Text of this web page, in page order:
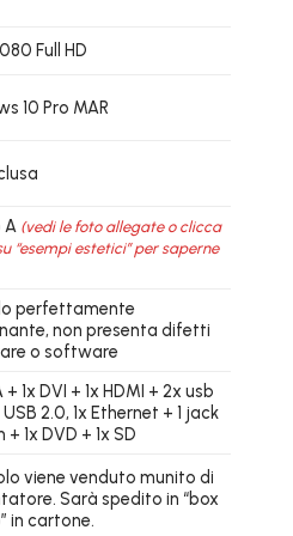
Full HD
10 Pro MAR
A (vedi le foto allegate o clicca
“esempi estetici” per saperne
perfettamente
non presenta difetti
o software
+ 1x DVI + 1x HDMI + 2x usb
2.0, 1x Ethernet + 1 jack
+ 1x DVD + 1x SD
viene venduto munito di
Sarà spedito in “box
in cartone.